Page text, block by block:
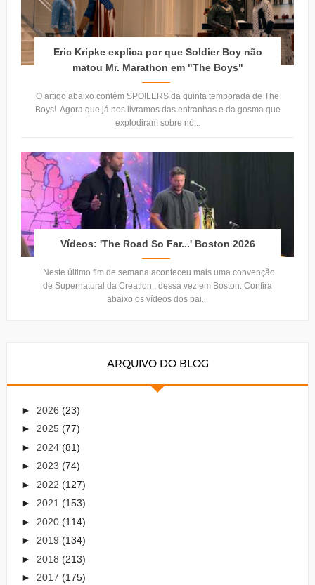
Eric Kripke explica por que Soldier Boy não
matou Mr. Marathon em "The Boys"
O artigo abaixo contêm SPOILERS da quinta temporada de The
Boys! Agora que já nos livramos das entranhas e da gosma que
explodiram sobre nó...
Vídeos: 'The Road So Far...' Boston 2026
Neste último fim de semana aconteceu mais uma convenção
de Supernatural da Creation , dessa vez em Boston. Confira
abaixo os vídeos dos pai...
ARQUIVO DO BLOG
► 2026 (23)
► 2025 (77)
► 2024 (81)
► 2023 (74)
► 2022 (127)
► 2021 (153)
► 2020 (114)
► 2019 (134)
► 2018 (213)
► 2017 (175)